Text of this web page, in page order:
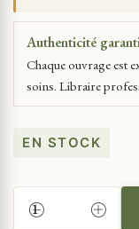
Authenticité
Chaque ouvrage est
soins. Libraire
EN STOCK
QUANTITÉ